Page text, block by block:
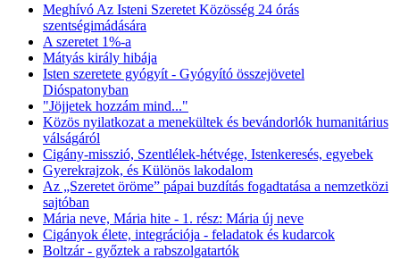
Meghívó Az Isteni Szeretet Közösség 24 órás
szentségimádására
A szeretet 1%-a
Mátyás király hibája
Isten szeretete gyógyít - Gyógyító összejövetel
Dióspatonyban
"Jöjjetek hozzám mind..."
Közös nyilatkozat a menekültek és bevándorlók humanitárius
válságáról
Cigány-misszió, Szentlélek-hétvége, Istenkeresés, egyebek
Gyerekrajzok, és Különös lakodalom
Az „Szeretet öröme” pápai buzdítás fogadtatása a nemzetközi
sajtóban
Mária neve, Mária hite - 1. rész: Mária új neve
Cigányok élete, integrációja - feladatok és kudarcok
Boltzár - győztek a rabszolgatartók